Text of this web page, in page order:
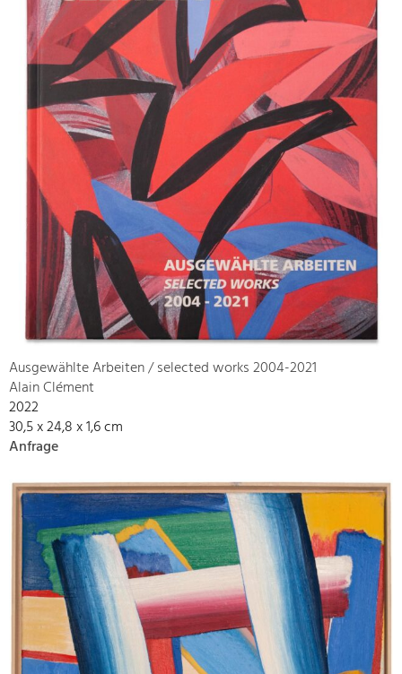
Ausgewählte Arbeiten / selected works 2004-2021
Alain Clément
2022
30,5 x 24,8 x 1,6 cm
Anfrage